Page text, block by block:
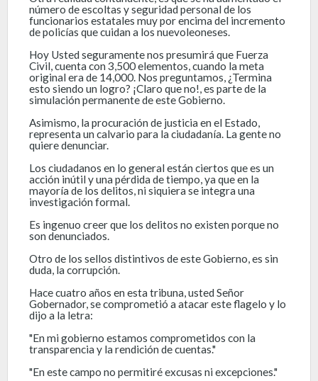
número de escoltas y seguridad personal de los
funcionarios estatales muy por encima del incremento
de policías que cuidan a los nuevoleoneses.
Hoy Usted seguramente nos presumirá que Fuerza
Civil, cuenta con 3,500 elementos, cuando la meta
original era de 14,000. Nos preguntamos, ¿Termina
esto siendo un logro? ¡Claro que no!, es parte de la
simulación permanente de este Gobierno.
Asimismo, la procuración de justicia en el Estado,
representa un calvario para la ciudadanía. La gente no
quiere denunciar.
Los ciudadanos en lo general están ciertos que es un
acción inútil y una pérdida de tiempo, ya que en la
mayoría de los delitos, ni siquiera se integra una
investigación formal.
Es ingenuo creer que los delitos no existen porque no
son denunciados.
Otro de los sellos distintivos de este Gobierno, es sin
duda, la corrupción.
Hace cuatro años en esta tribuna, usted Señor
Gobernador, se comprometió a atacar este flagelo y lo
dijo a la letra:
"En mi gobierno estamos comprometidos con la
transparencia y la rendición de cuentas."
"En este campo no permitiré excusas ni excepciones."